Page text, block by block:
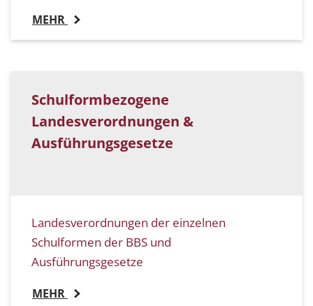
MEHR
Schulformbezogene
Landesverordnungen &
Ausführungsgesetze
Landesverordnungen der einzelnen
Schulformen der BBS und
Ausführungsgesetze
MEHR